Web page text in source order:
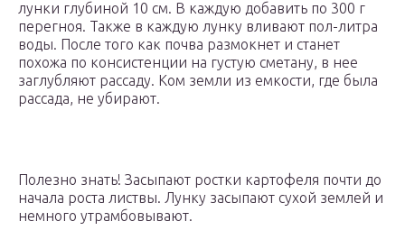
лунки глубиной 10 см. В каждую добавить по 300 г
перегноя. Также в каждую лунку вливают пол-литра
воды. После того как почва размокнет и станет
похожа по консистенции на густую сметану, в нее
заглубляют рассаду. Ком земли из емкости, где была
рассада, не убирают.
Полезно знать! Засыпают ростки картофеля почти до
начала роста листвы. Лунку засыпают сухой землей и
немного утрамбовывают.